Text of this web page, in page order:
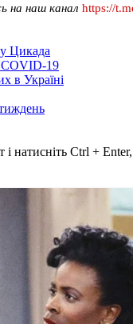
на наш канал https://
Цикада
COVID-19
в Україні
натисніть Ctrl +